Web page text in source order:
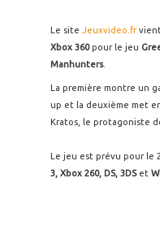
Le site Jeuxvideo.frvient
Xbox 360pour le jeu
Manhunters.
La première montre un
up et la deuxième met
Kratos, le protagoniste
Le jeu est prévu pour le
3, Xbox 260, DS, 3DSet